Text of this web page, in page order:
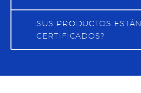
SUS PRODUCTOS ESTÁN
CERTIFICADOS?